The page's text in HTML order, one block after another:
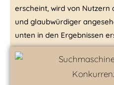
erscheint, wird von
und glaub­wür­diger
unten in den Ergebnissen